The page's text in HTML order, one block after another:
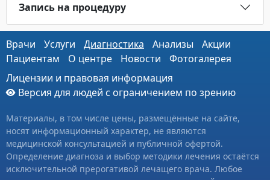
Запись на процедуру
Врачи Услуги Диагностика Анализы
Акции
Пациентам
О центре Новости
Фотогалерея
Лицензии и правовая информация
Версия для людей с ограничением по зрению
Материалы, в том числе цены, размещённые на сайте,
носят информационный характер, не являются
медицинской консультацией и публичной офертой.
Определение диагноза и выбор методики лечения остаётся
исключительной прерогативой лечащего врача. Любое